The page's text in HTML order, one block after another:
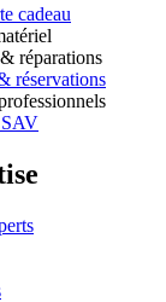
cadeau
réparations
réservations